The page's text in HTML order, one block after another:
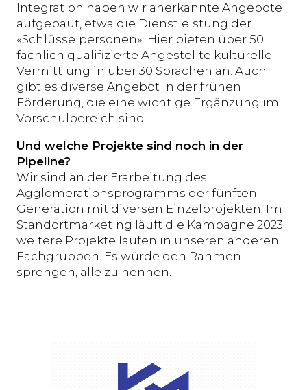
Integration haben wir anerkannte Angebote
aufgebaut, etwa die Dienstleistung der
«Schlüsselpersonen». Hier bieten über 50
fachlich qualifizierte Angestellte kulturelle
Vermittlung in über 30 Sprachen an. Auch
gibt es diverse Angebot in der frühen
Förderung, die eine wichtige Ergänzung im
Vorschulbereich sind.
Und welche Projekte sind noch in der
Pipeline?
Wir sind an der Erarbeitung des
Agglomerationsprogramms der fünften
Generation mit diversen Einzelprojekten. Im
Standortmarketing läuft die Kampagne 2023;
weitere Projekte laufen in unseren anderen
Fachgruppen. Es würde den Rahmen
sprengen, alle zu nennen.